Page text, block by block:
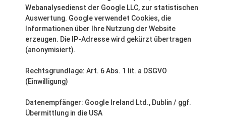
Webanalysedienst der Google LLC, zur statistischen
Auswertung. Google verwendet Cookies, die
Informationen über Ihre Nutzung der Website
erzeugen. Die IP-Adresse wird gekürzt übertragen
(anonymisiert).
Rechtsgrundlage: Art. 6 Abs. 1 lit. a DSGVO
(Einwilligung)
Datenempfänger: Google Ireland Ltd., Dublin / ggf.
Übermittlung in die USA